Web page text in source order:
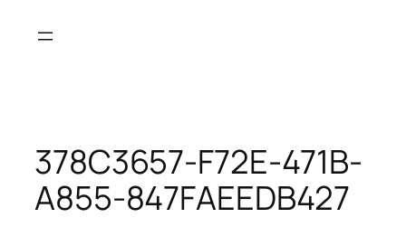
378C3657-F72E-471B-
A855-847FAEEDB427